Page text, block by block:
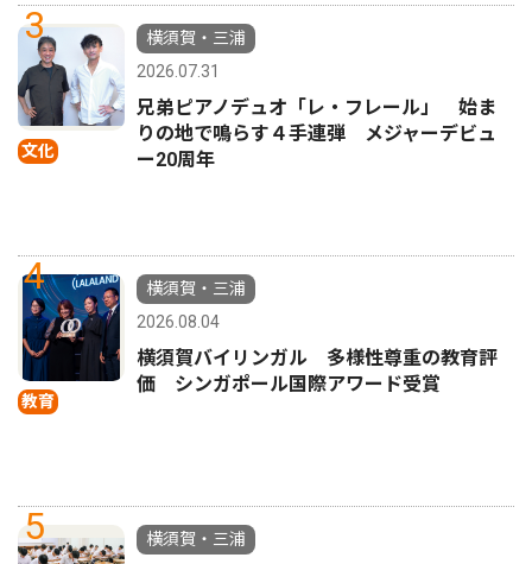
3
文化
横須賀・三浦
2026.07.31
兄弟ピアノデュオ「レ・フレール」 始ま
りの地で鳴らす４手連弾 メジャーデビュ
ー20周年
4
教育
横須賀・三浦
2026.08.04
横須賀バイリンガル 多様性尊重の教育評
価 シンガポール国際アワード受賞
5
横須賀・三浦